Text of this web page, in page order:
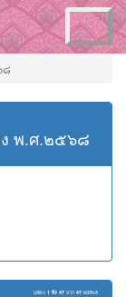
Toggle
navigation
๘
พ.ศ.๒๕๖๘
แสดง 1 ถึง 47 จาก 47 ผลลัพธ์